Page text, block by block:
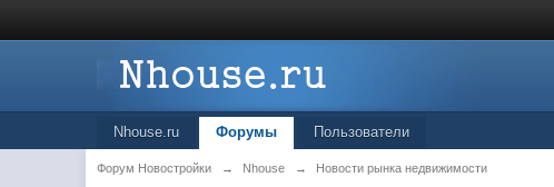
Nhouse.ru Форумы Пользователи
Форум Новостройки → Nhouse → Новости рынка недвижимости